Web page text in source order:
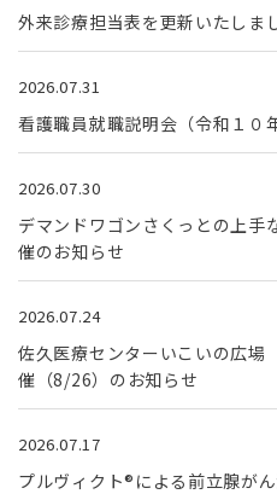
外来診療担当表を更新いたしま
2026.07.31
看護職員就職説明会（令和１０
2026.07.30
デマンドワゴンさくっとの上手
催のお知らせ
2026.07.24
佐久医療センターいこいの広
催（8/26）のお知らせ
2026.07.17
プルヴィクト®による前立腺が